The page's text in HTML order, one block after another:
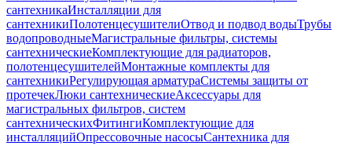
сантехникаИнсталляции для
сантехникиПолотенцесушителиОтвод и подвод водыТрубы
водопроводныеМагистральные фильтры, системы
сантехническиеКомплектующие для радиаторов,
полотенцесушителейМонтажные комплекты для
сантехникиРегулирующая арматураСистемы защиты от
протечекЛюки сантехническиеАксессуары для
магистральных фильтров, систем
сантехническихФитингиКомплектующие для
инсталляцийОпрессовочные насосыСантехника для